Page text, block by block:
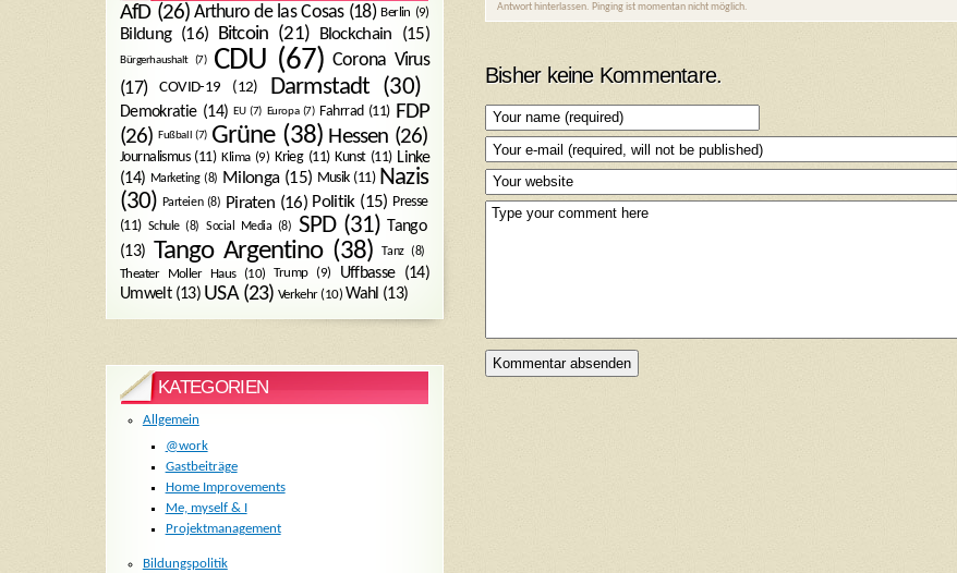
Antwort hinterlassen. Pinging ist momentan nicht möglich.
Bisher keine Kommentare.
AfD(26) Arthuro de las Cosas(18) Berlin (9)
Bildung(16) Bitcoin (21) Blockchain (15)
Bürgerhaushalt (7) CDU (67) Corona Virus
(17)
COVID-19 (12) Darmstadt (30)
Demokratie(14) EU(7) Europa(7) Fahrrad (11) FDP
(26) Fußball (7) Grüne(38) Hessen (26)
Journalismus(11) Klima(9) Krieg(11) Kunst(11) Linke
(14) Marketing(8) Milonga(15) Musik(11) Nazis
(30) Parteien(8) Piraten (16) Politik(15) Presse
(11) Schule(8) Social Media (8) SPD(31) Tango
(13)
Tango Argentino(38) Tanz(8)
Theater Moller Haus(10) Trump(9) Uffbasse(14)
Umwelt(13) USA(23) Verkehr(10) Wahl (13)
KATEGORIEN
Allgemein
@work
Gastbeiträge
Home Improvements
Me, myself & I
Projektmanagement
Bildungspolitik